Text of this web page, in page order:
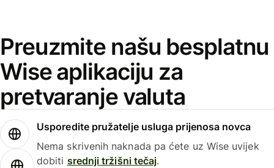
Preuzmite našu besplatnu
Wise aplikaciju za
pretvaranje valuta
Usporedite pružatelje usluga prijenosa novca
Nema skrivenih naknada pa ćete uz Wise uvijek
dobiti srednji tržišni tečaj.